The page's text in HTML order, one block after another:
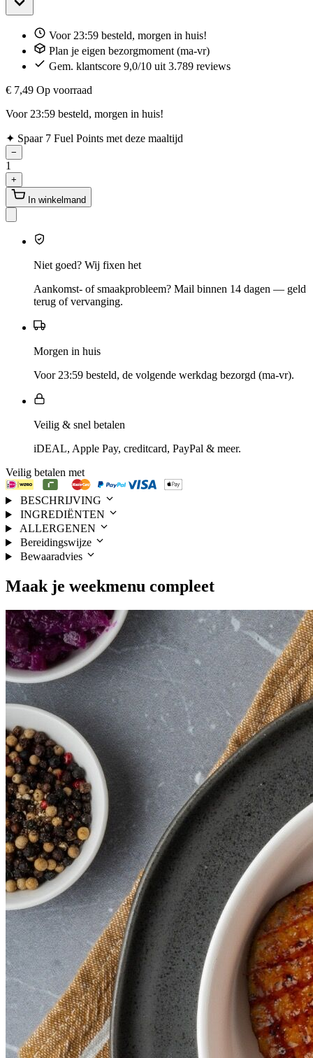
Voor 23:59 besteld, morgen in huis!
Plan je eigen bezorgmoment (ma-vr)
Gem. klantscore 9,0/10 uit 3.789 reviews
€ 7,49 Op voorraad
Voor 23:59 besteld, morgen in huis!
✦ Spaar 7 Fuel Points met deze maaltijd
−
1
+
In winkelmand
Niet goed? Wij fixen het
Aankomst- of smaakprobleem? Mail binnen 14 dagen — geld
terug of vervanging.
Morgen in huis
Voor 23:59 besteld, de volgende werkdag bezorgd (ma-vr).
Veilig & snel betalen
iDEAL, Apple Pay, creditcard, PayPal & meer.
Veilig betalen met
BESCHRIJVING
INGREDIËNTEN
ALLERGENEN
Bereidingswijze
Bewaaradvies
Maak je weekmenu compleet